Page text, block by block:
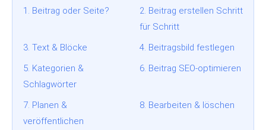
1. Beitrag oder Seite?
2. Beitrag erstellen Schritt
für Schritt
3. Text & Blöcke
4. Beitragsbild festlegen
5. Kategorien &
Schlagwörter
6. Beitrag SEO-optimieren
7. Planen &
veröffentlichen
8. Bearbeiten & löschen